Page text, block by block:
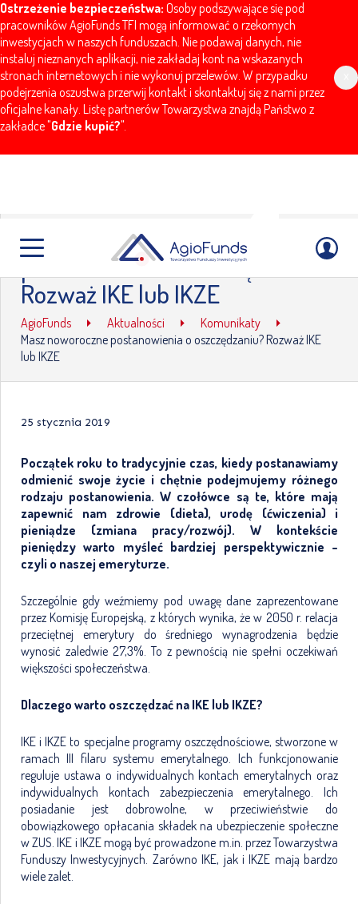
Ostrzeżenie bezpieczeństwa: Osoby podszywające się pod
pracowników AgioFunds TFI mogą informować o rzekomych
inwestycjach w naszych funduszach. Nie podawaj danych, nie
instaluj nieznanych aplikacji, nie zakładaj kont na wskazanych
stronach internetowych i nie wykonuj przelewów. W przypadku
podejrzenia oszustwa przerwij kontakt i skontaktuj się z nami przez
oficjalne kanały. Listę partnerów Towarzystwa znajdą Państwo z
zakładce "Gdzie kupić?".
Masz noworoczne
postanowienia o oszczędzaniu?
Rozważ IKE lub IKZE
AgioFunds Aktualności
Komunikaty
Masz noworoczne postanowienia o oszczędzaniu? Rozważ IKE
lub IKZE
25 stycznia 2019
Początek roku to tradycyjnie czas, kiedy postanawiamy
odmienić swoje życie i chętnie podejmujemy różnego
rodzaju postanowienia. W czołówce są te, które mają
zapewnić nam zdrowie (dieta), urodę (ćwiczenia) i
pieniądze (zmiana pracy/rozwój). W kontekście
pieniędzy warto myśleć bardziej perspektywicznie –
czyli o naszej emeryturze.
Szczególnie gdy weźmiemy pod uwagę dane zaprezentowane
przez Komisję Europejską, z których wynika, że w 2050 r. relacja
przeciętnej emerytury do średniego wynagrodzenia będzie
wynosić zaledwie 27,3%. To z pewnością nie spełni oczekiwań
większości społeczeństwa.
Dlaczego warto oszczędzać na IKE lub IKZE?
IKE i IKZE to specjalne programy oszczędnościowe, stworzone w
ramach III filaru systemu emerytalnego. Ich funkcjonowanie
reguluje ustawa o indywidualnych kontach emerytalnych oraz
indywidualnych kontach zabezpieczenia emerytalnego. Ich
posiadanie jest dobrowolne, w przeciwieństwie do
obowiązkowego opłacania składek na ubezpieczenie społeczne
w ZUS. IKE i IKZE mogą być prowadzone m.in. przez Towarzystwa
Funduszy Inwestycyjnych. Zarówno IKE, jak i IKZE mają bardzo
wiele zalet.